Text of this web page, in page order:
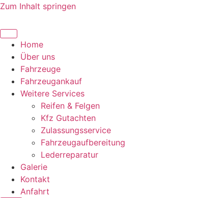
Zum Inhalt springen
Home
Über uns
Fahrzeuge
Fahrzeugankauf
Weitere Services
Reifen & Felgen
Kfz Gutachten
Zulassungsservice
Fahrzeugaufbereitung
Lederreparatur
Galerie
Kontakt
Anfahrt